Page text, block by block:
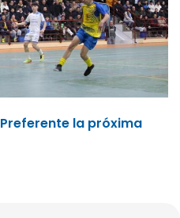
Preferente la próxima